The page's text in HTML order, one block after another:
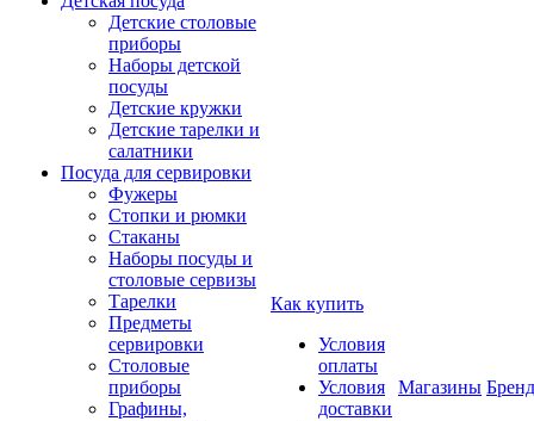
Детские столовые
приборы
Наборы детской
посуды
Детские кружки
Детские тарелки и
салатники
Посуда для сервировки
Фужеры
Стопки и рюмки
Стаканы
Наборы посуды и
столовые сервизы
Тарелки
Предметы
сервировки
Столовые
приборы
Графины,
Как купить
Условия
оплаты
Условия
доставки
Магазины